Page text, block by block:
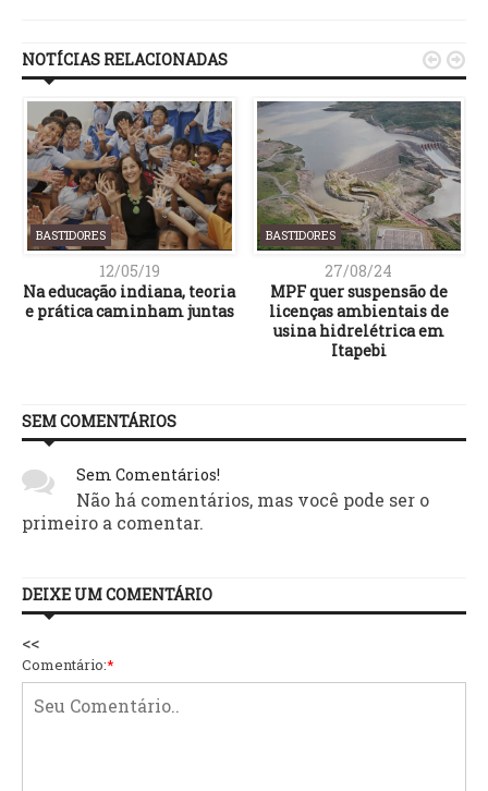
NOTÍCIAS RELACIONADAS
BASTIDORES
12/05/19
Na educação indiana, teoria
e prática caminham juntas
BASTIDORES
27/08/24
MPF quer suspensão de
licenças ambientais de
usina hidrelétrica em
Itapebi
 
SEM COMENTÁRIOS
Sem Comentários!
Não há comentários, mas você pode ser o
primeiro a comentar.
DEIXE UM COMENTÁRIO
<<
Comentário:*